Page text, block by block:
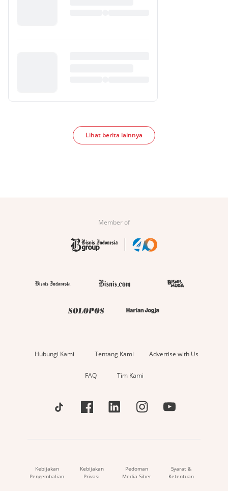
Lihat berita lainnya
Member of
Hubungi Kami Tentang Kami Advertise with Us
FAQ Tim Kami
Kebijakan
Pengembalian
Kebijakan
Privasi
Pedoman
Media Siber
Syarat &
Ketentuan